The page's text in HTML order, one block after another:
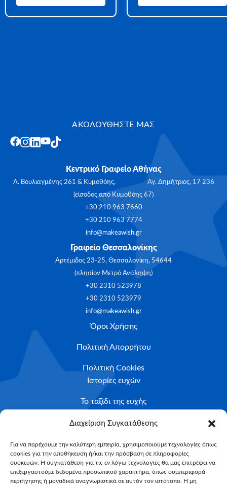
Διαχείριση Συγκατάθεσης
Για να παρέχουμε την καλύτερη εμπειρία, χρησιμοποιούμε τεχνολογίες όπως
cookies για την αποθήκευση ή/και την πρόσβαση σε πληροφορίες
συσκευών. Η συγκατάθεση για τις εν λόγω τεχνολογίες θα μας επιτρέψει να
επεξεργαστούμε δεδομένα προσωπικού χαρακτήρα, όπως συμπεριφορά
περιήγησης ή μοναδικά αναγνωριστικά σε αυτόν τον ιστότοπο. Η μη
ΑΚΟΛΟΥΘΗΣΤΕ ΜΑΣ
Κεντρικό Γραφείο Αθήνας
Λ. Βουλιαγμένης 261 & Κυμοθόης, Αγ. Δημήτριος, 17 236
(είσοδος από Κυμοθόης 67)
+30 210 963 7660
+30 210 963 7774
info@makeawish.gr
Γραφείο Θεσσαλονίκης
Αρτέμιδος 23-25, Θεσσαλονίκη, 54644
(πλησίον Μετρό Ανάληψη)
+30 2310 523978
+30 2310 523979
info@makeawish.gr
Όροι Χρήσης
Πολιτική Απορρήτου
Πολιτική Cookies
Ιστορίες ευχών
Το ταξίδι της ευχής
Κριτήρια Καταλληλότητας
Υποβολή Αιτήματος
NEWSLETTER
Email*